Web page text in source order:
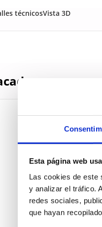
Esta página web
Las cookies de este
y analizar el tráfico.
redes sociales,
que hayan
técnicosVista 3D